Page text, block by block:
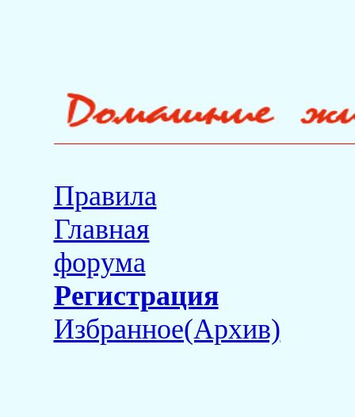
Правила
Главная
форума
Регистрация
Избранное(Архив)